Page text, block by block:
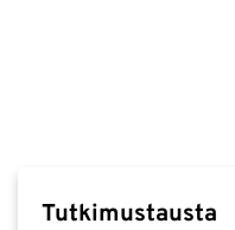
Tutkimustausta